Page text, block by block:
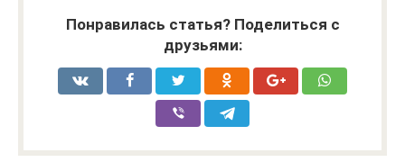
Понравилась статья? Поделиться с
друзьями: